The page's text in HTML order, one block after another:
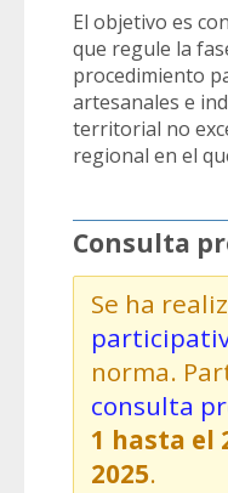
El objetivo es
que regule la
procedimiento
artesanales e
territorial no
regional en el
Consulta
Se ha
norma.
consulta
1 hasta el
2025.